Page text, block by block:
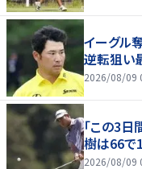
イーグル
逆転狙い
2026/08/09
「この3
樹は66で
2026/08/09